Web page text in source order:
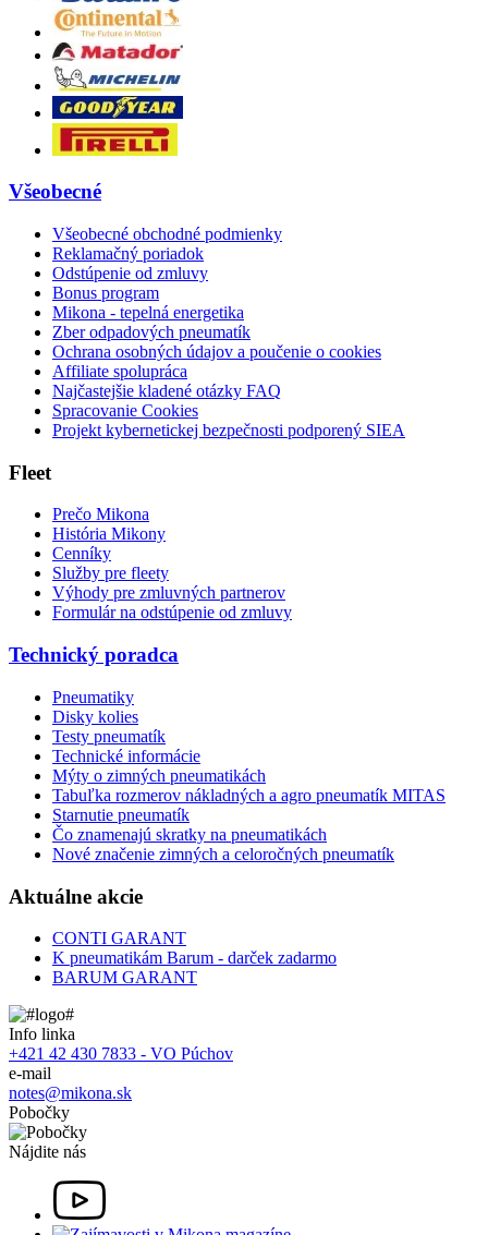
Všeobecné
Všeobecné obchodné podmienky
Reklamačný poriadok
Odstúpenie od zmluvy
Bonus program
Mikona - tepelná energetika
Zber odpadových pneumatík
Ochrana osobných údajov a poučenie o cookies
Affiliate spolupráca
Najčastejšie kladené otázky FAQ
Spracovanie Cookies
Projekt kybernetickej bezpečnosti podporený SIEA
Fleet
Prečo Mikona
História Mikony
Cenníky
Služby pre fleety
Výhody pre zmluvných partnerov
Formulár na odstúpenie od zmluvy
Technický poradca
Pneumatiky
Disky kolies
Testy pneumatík
Technické informácie
Mýty o zimných pneumatikách
Tabuľka rozmerov nákladných a agro pneumatík MITAS
Starnutie pneumatík
Čo znamenajú skratky na pneumatikách
Nové značenie zimných a celoročných pneumatík
Aktuálne akcie
CONTI GARANT
K pneumatikám Barum - darček zadarmo
BARUM GARANT
Info linka
+421 42 430 7833 - VO Púchov
e-mail
notes@mikona.sk
Pobočky
Nájdite nás